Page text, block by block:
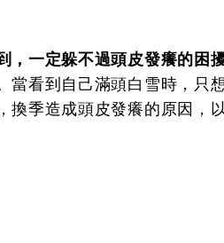
，一定躲不過頭皮發癢的困
當看到自己滿頭白雪時，
季造成頭皮發癢的原因，